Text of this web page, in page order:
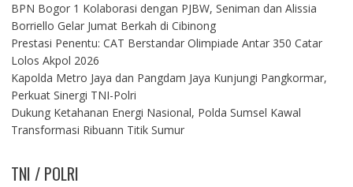
BPN Bogor 1 Kolaborasi dengan PJBW, Seniman dan Alissia
Borriello Gelar Jumat Berkah di Cibinong
Prestasi Penentu: CAT Berstandar Olimpiade Antar 350 Catar
Lolos Akpol 2026
Kapolda Metro Jaya dan Pangdam Jaya Kunjungi Pangkormar,
Perkuat Sinergi TNI-Polri
Dukung Ketahanan Energi Nasional, Polda Sumsel Kawal
Transformasi Ribuann Titik Sumur
TNI / POLRI